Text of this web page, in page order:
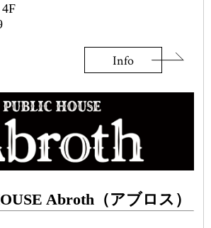
Info
Abroth（アブロス）